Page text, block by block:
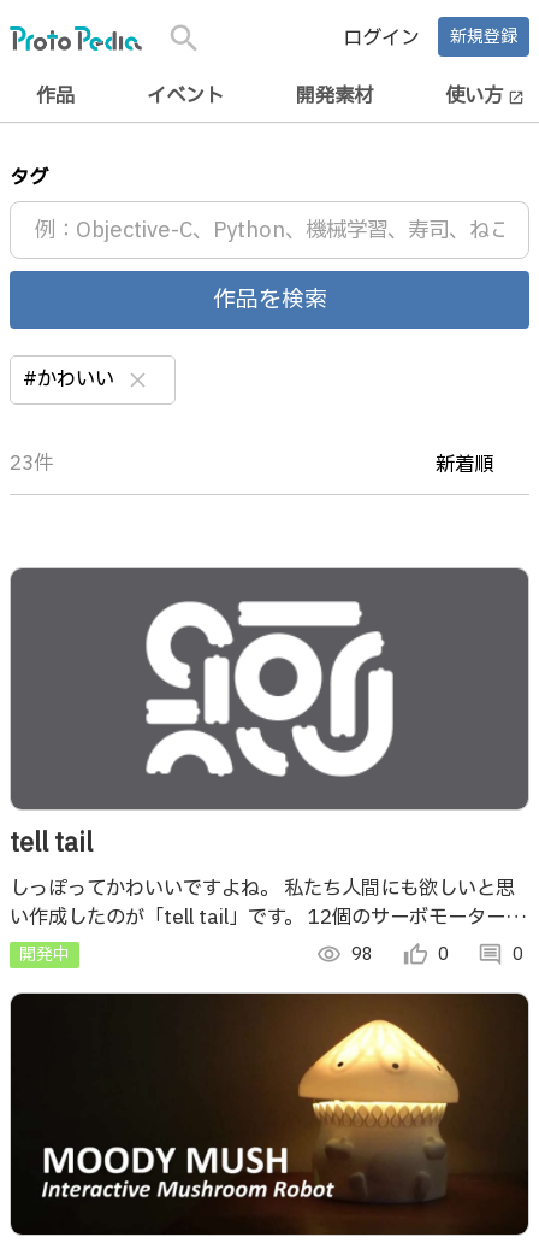
search ログイン 新規登録
作品 イベント 開発素材 使い方 open_in_new
タグ
作品を検索
#かわいい clear
23件 新着順
tell tail
しっぽってかわいいですよね。 私たち人間にも欲しいと思
い作成したのが「tell tail」です。 12個のサーボモーターで
ワイヤーを制御し、上下左右に動かすことができます。 音
はかわいくないです。
開発中 visibility 98 thumb_up_alt 0 comment 0